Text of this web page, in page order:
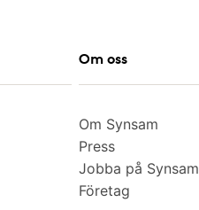
Om oss
Om Synsam
Press
Jobba på Synsam
Företag